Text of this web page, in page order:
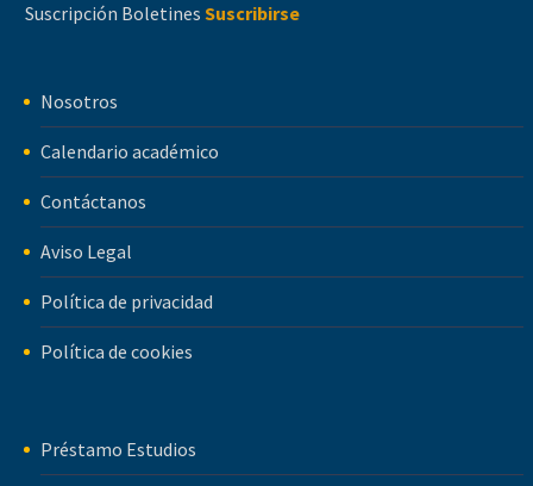
Suscripción Boletines Suscribirse
Nosotros
Calendario académico
Contáctanos
Aviso Legal
Política de privacidad
Política de cookies
Préstamo Estudios